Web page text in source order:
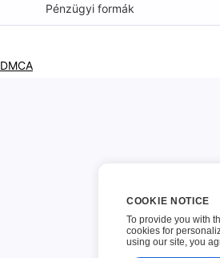
Pénzügyi formák
DMCA
COOKIE NOTICE
To provide you with
cookies for
using our site, you